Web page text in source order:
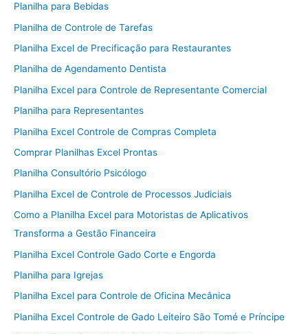
Planilha para Bebidas
Planilha de Controle de Tarefas
Planilha Excel de Precificação para Restaurantes
Planilha de Agendamento Dentista
Planilha Excel para Controle de Representante Comercial
Planilha para Representantes
Planilha Excel Controle de Compras Completa
Comprar Planilhas Excel Prontas
Planilha Consultório Psicólogo
Planilha Excel de Controle de Processos Judiciais
Como a Planilha Excel para Motoristas de Aplicativos
Transforma a Gestão Financeira
Planilha Excel Controle Gado Corte e Engorda
Planilha para Igrejas
Planilha Excel para Controle de Oficina Mecânica
Planilha Excel Controle de Gado Leiteiro São Tomé e Príncipe